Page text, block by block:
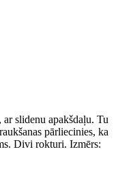
slidenu apakšdaļu. Tu
pārliecinies, ka
Divi rokturi. Izmērs: